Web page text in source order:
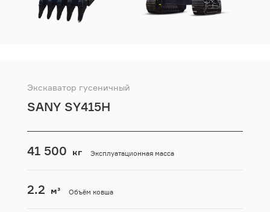
Экскаватор гусеничный
SANY SY415H
Эксплуатационная масса
41 500 кг
Объём ковша
2.2 м³